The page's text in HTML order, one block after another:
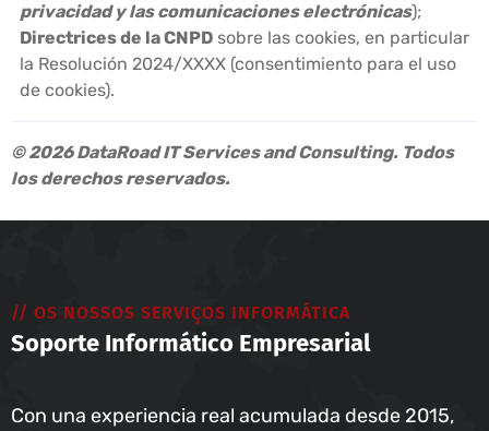
privacidad y las comunicaciones electrónicas);
Directrices de la CNPD sobre las cookies, en particular
la Resolución 2024/XXXX (consentimiento para el uso
de cookies).
© 2026 DataRoad IT Services and Consulting. Todos
los derechos reservados.
// OS NOSSOS SERVIÇOS INFORMÁTICA
Soporte Informático Empresarial
Con una experiencia real acumulada desde 2015,